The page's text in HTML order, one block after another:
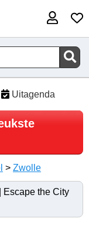
Uitagenda
> Zwolle
Escape the City